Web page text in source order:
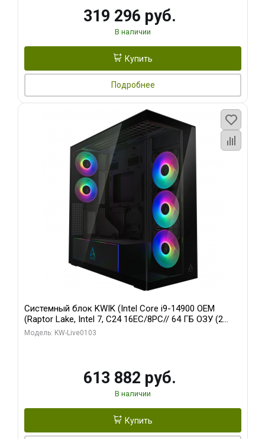
319 296 руб.
В наличии
Купить
Подробнее
Системный блок KWIK (Intel Core i9-14900 OEM
(Raptor Lake, Intel 7, C24 16EC/8PC// 64 ГБ ОЗУ (2
модуля)/ Afox RTX4090 24GB GDDR6X 384-Bit 3xDP
Модель: KW-Live0103
613 882 руб.
В наличии
Купить